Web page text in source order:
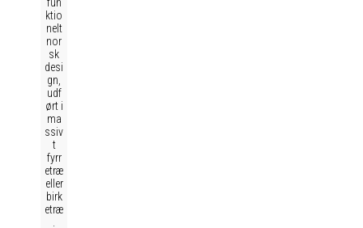
ktio
nelt
nor
sk
desi
gn,
udf
ørt i
ma
ssiv
t
fyrr
etræ
eller
birk
etræ